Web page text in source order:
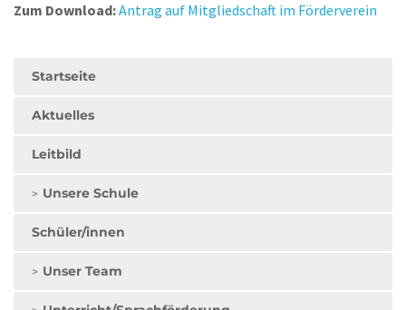
Zum Download:Antrag auf Mitgliedschaft im Förderverein
Startseite
Aktuelles
Leitbild
Unsere Schule
Schüler/innen
Unser Team